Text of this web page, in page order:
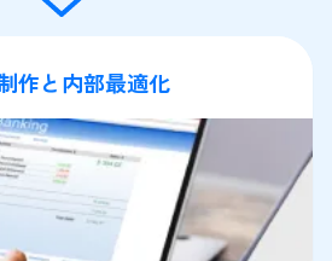
作と内部最適化